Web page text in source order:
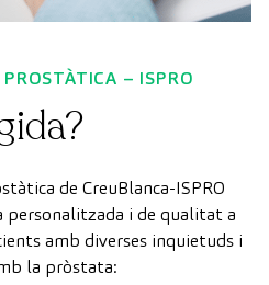
– ISPRO
de CreuBlanca-ISPRO
personalitzada i de qualitat a
amb diverses inquietuds i
la pròstata: